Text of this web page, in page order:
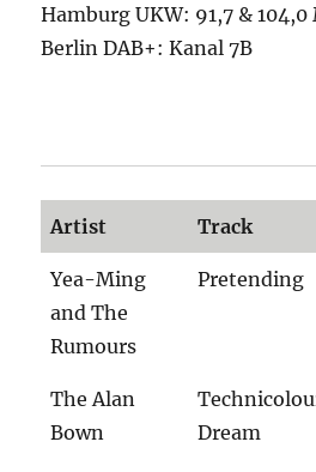
Hamburg UKW: 91,7 & 104,0
Berlin DAB+: Kanal 7B
Artist Track
Yea-Ming
and The
Rumours
Pretending
The Alan
Bown
Dream